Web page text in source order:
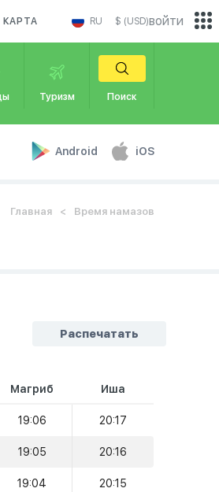
КАРТА RU $ (USD)
Туризм Поиск
Android iOS
войти
Главная Время намазов
Распечатать
Магриб Иша
19:06 20:17
19:05 20:16
19:04 20:15